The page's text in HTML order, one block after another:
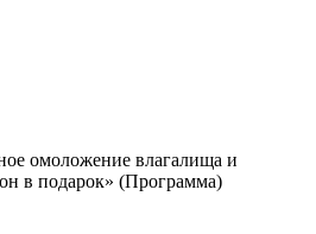
омоложение влагалища и
в подарок» (Программа)